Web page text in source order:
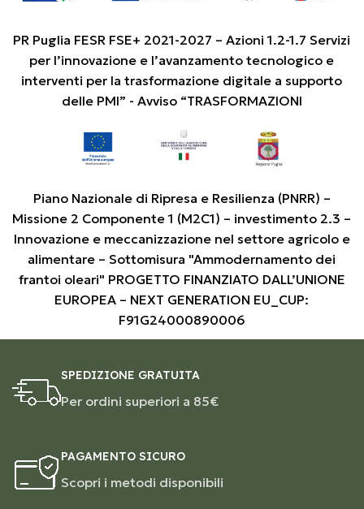
PR Puglia FESR FSE+ 2021-2027 – Azioni 1.2-1.7 Servizi
per l’innovazione e l’avanzamento tecnologico e
interventi per la trasformazione digitale a supporto
delle PMI” - Avviso “TRASFORMAZIONI
Piano Nazionale di Ripresa e Resilienza (PNRR) –
Missione 2 Componente 1 (M2C1) – investimento 2.3 –
Innovazione e meccanizzazione nel settore agricolo e
alimentare – Sottomisura "Ammodernamento dei
frantoi oleari" PROGETTO FINANZIATO DALL’UNIONE
EUROPEA – NEXT GENERATION EU_CUP:
F91G24000890006
SPEDIZIONE GRATUITA
Per ordini superiori a 85€
PAGAMENTO SICURO
Scopri i metodi disponibili